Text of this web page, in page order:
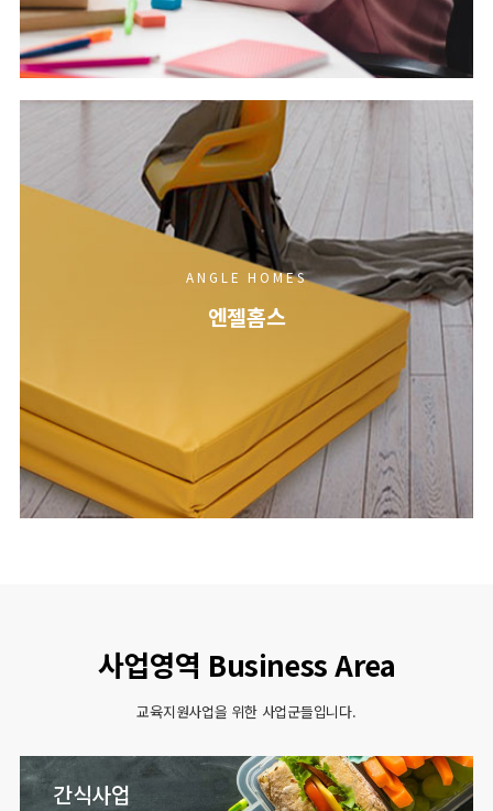
ANGLE HOMES
엔젤홈스
사업영역 Business Area
교육지원사업을 위한 사업군들입니다.
간식사업